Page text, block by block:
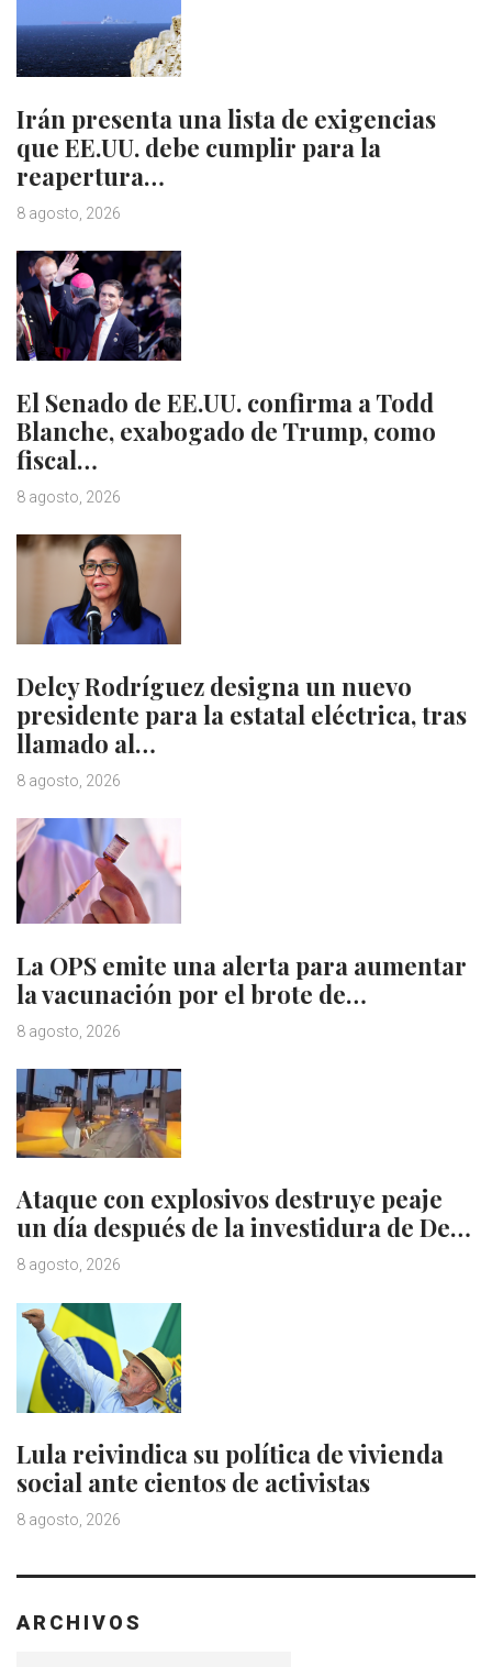
Irán presenta una lista de exigencias
que EE.UU. debe cumplir para la
reapertura…
8 agosto, 2026
El Senado de EE.UU. confirma a Todd
Blanche, exabogado de Trump, como
fiscal…
8 agosto, 2026
Delcy Rodríguez designa un nuevo
presidente para la estatal eléctrica, tras
llamado al…
8 agosto, 2026
La OPS emite una alerta para aumentar
la vacunación por el brote de…
8 agosto, 2026
Ataque con explosivos destruye peaje
un día después de la investidura de De…
8 agosto, 2026
Lula reivindica su política de vivienda
social ante cientos de activistas
8 agosto, 2026
ARCHIVOS